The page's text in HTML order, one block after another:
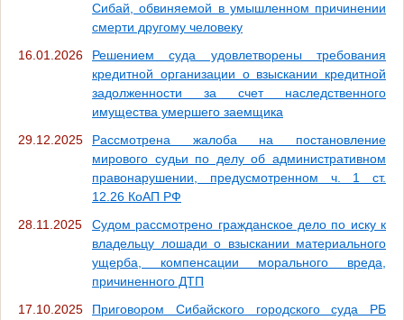
Сибай, обвиняемой в умышленном причинении
смерти другому человеку
16.01.2026
Решением суда удовлетворены требования
кредитной организации о взыскании кредитной
задолженности за счет наследственного
имущества умершего заемщика
29.12.2025
Рассмотрена жалоба на постановление
мирового судьи по делу об административном
правонарушении, предусмотренном ч. 1 ст.
12.26 КоАП РФ
28.11.2025
Судом рассмотрено гражданское дело по иску к
владельцу лошади о взыскании материального
ущерба, компенсации морального вреда,
причиненного ДТП
17.10.2025
Приговором Сибайского городского суда РБ